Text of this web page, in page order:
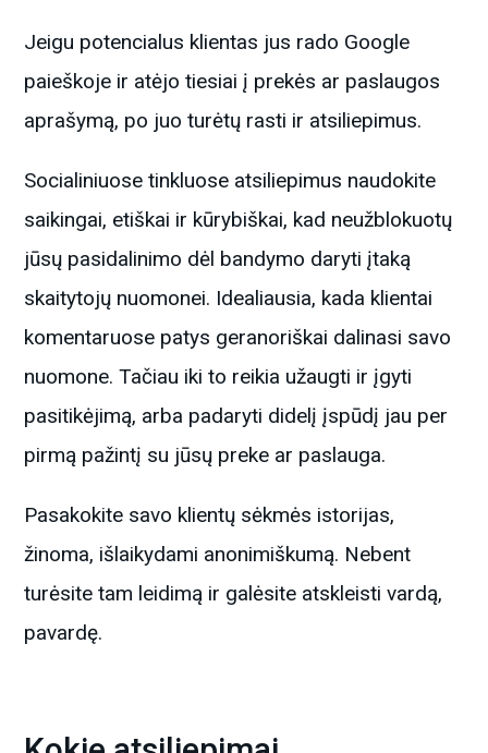
Jeigu potencialus klientas jus rado Google
paieškoje ir atėjo tiesiai į prekės ar paslaugos
aprašymą, po juo turėtų rasti ir atsiliepimus.
Socialiniuose tinkluose atsiliepimus naudokite
saikingai, etiškai ir kūrybiškai, kad neužblokuotų
jūsų pasidalinimo dėl bandymo daryti įtaką
skaitytojų nuomonei. Idealiausia, kada klientai
komentaruose patys geranoriškai dalinasi savo
nuomone. Tačiau iki to reikia užaugti ir įgyti
pasitikėjimą, arba padaryti didelį įspūdį jau per
pirmą pažintį su jūsų preke ar paslauga.
Pasakokite savo klientų sėkmės istorijas,
žinoma, išlaikydami anonimiškumą. Nebent
turėsite tam leidimą ir galėsite atskleisti vardą,
pavardę.